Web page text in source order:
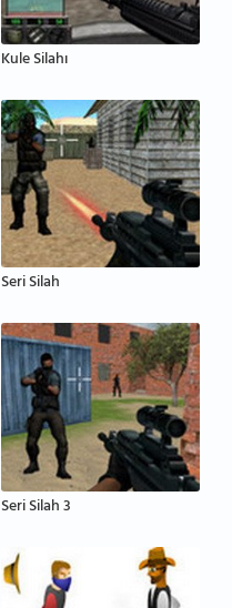
Kule Silahı
Seri Silah
Seri Silah 3